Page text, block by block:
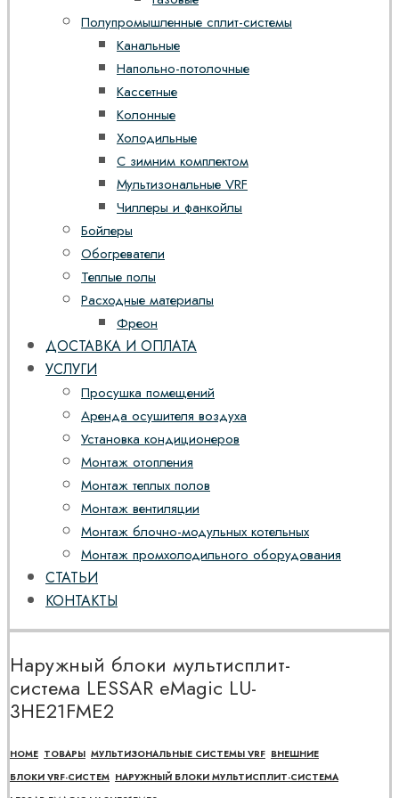
Полупромышленные сплит-системы
Канальные
Напольно-потолочные
Кассетные
Колонные
Холодильные
С зимним комплектом
Мультизональные VRF
Чиллеры и фанкойлы
Бойлеры
Обогреватели
Теплые полы
Расходные материалы
Фреон
ДОСТАВКА И ОПЛАТА
УСЛУГИ
Просушка помещений
Аренда осушителя воздуха
Установка кондиционеров
Монтаж отопления
Монтаж теплых полов
Монтаж вентиляции
Монтаж блочно-модульных котельных
Монтаж промхолодильного оборудования
СТАТЬИ
КОНТАКТЫ
Наружный блоки мультисплит-
система LESSAR eMagic LU-
3HE21FME2
HOME ТОВАРЫ МУЛЬТИЗОНАЛЬНЫЕ СИСТЕМЫ VRF ВНЕШНИЕ
БЛОКИ VRF-СИСТЕМ НАРУЖНЫЙ БЛОКИ МУЛЬТИСПЛИТ-СИСТЕМА